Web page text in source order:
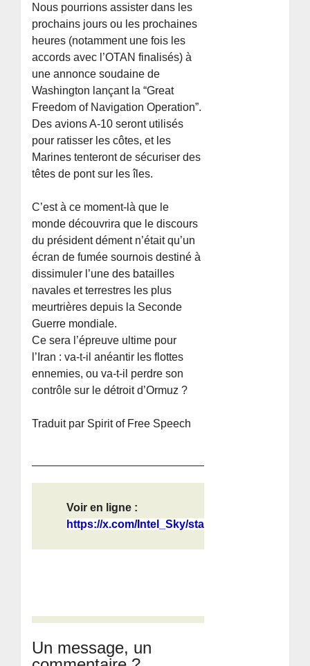
Nous pourrions assister dans les
prochains jours ou les prochaines
heures (notamment une fois les
accords avec l’OTAN finalisés) à
une annonce soudaine de
Washington lançant la “Great
Freedom of Navigation Operation”.
Des avions A-10 seront utilisés
pour ratisser les côtes, et les
Marines tenteront de sécuriser des
têtes de pont sur les îles.
C’est à ce moment-là que le
monde découvrira que le discours
du président dément n’était qu’un
écran de fumée sournois destiné à
dissimuler l’une des batailles
navales et terrestres les plus
meurtrières depuis la Seconde
Guerre mondiale.
Ce sera l’épreuve ultime pour
l’Iran : va-t-il anéantir les flottes
ennemies, ou va-t-il perdre son
contrôle sur le détroit d’Ormuz ?
Traduit par Spirit of Free Speech
Voir en ligne :
https://x.com/Intel_Sky/status/2039...
Un message, un